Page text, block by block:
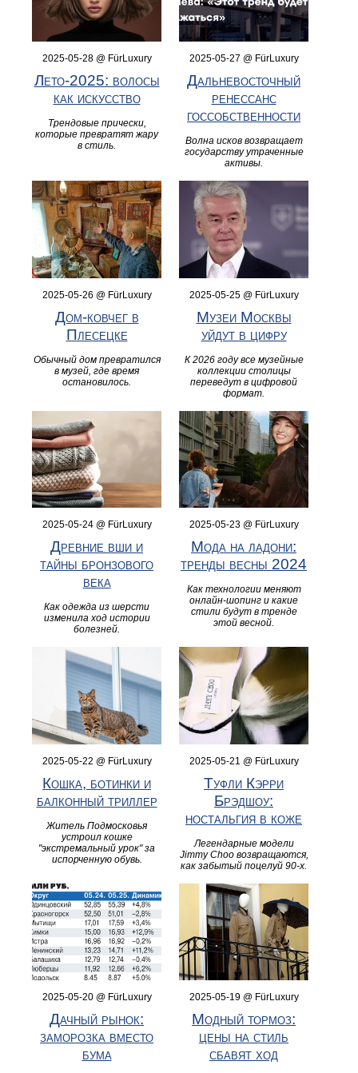
2025-05-28 @ FürLuxury
Лето-2025: волосы
как искусство
Трендовые прически,
которые превратят жару
в стиль.
2025-05-27 @ FürLuxury
Дальневосточный
ренессанс
госсобственности
Волна исков возвращает
государству утраченные
активы.
2025-05-26 @ FürLuxury
Дом-ковчег в
Плесецке
Обычный дом превратился
в музей, где время
остановилось.
2025-05-25 @ FürLuxury
Музеи Москвы
уйдут в цифру
К 2026 году все музейные
коллекции столицы
переведут в цифровой
формат.
2025-05-24 @ FürLuxury
Древние вши и
тайны бронзового
века
Как одежда из шерсти
изменила ход истории
болезней.
2025-05-23 @ FürLuxury
Мода на ладони:
тренды весны 2024
Как технологии меняют
онлайн-шопинг и какие
стили будут в тренде
этой весной.
2025-05-22 @ FürLuxury
Кошка, ботинки и
балконный триллер
Житель Подмосковья
устроил кошке
"экстремальный урок" за
испорченную обувь.
2025-05-21 @ FürLuxury
Туфли Кэрри
Брэдшоу:
ностальгия в коже
Легендарные модели
Jimmy Choo возвращаются,
как забытый поцелуй 90-х.
2025-05-20 @ FürLuxury
Дачный рынок:
заморозка вместо
бума
2025-05-19 @ FürLuxury
Модный тормоз:
цены на стиль
сбавят ход